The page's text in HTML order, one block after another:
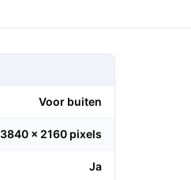
Voor buiten
3840 x 2160 pixels
Ja